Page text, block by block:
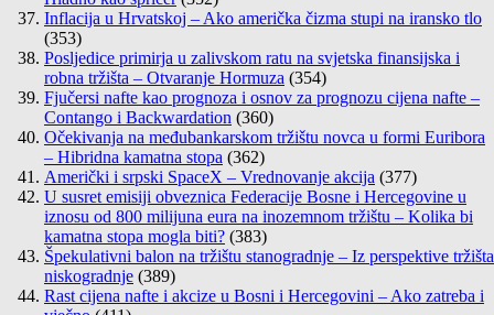
Inflacija u Hrvatskoj – Ako američka čizma stupi na iransko tlo
(353)
Posljedice primirja u zalivskom ratu na svjetska finansijska i
robna tržišta – Otvaranje Hormuza (354)
Fjučersi nafte kao prognoza i osnov za prognozu cijena nafte –
Contango i Backwardation (360)
Očekivanja na međubankarskom tržištu novca u formi Euribora
– Hibridna kamatna stopa (362)
Američki i srpski SpaceX – Vrednovanje akcija (377)
U susret emisiji obveznica Federacije Bosne i Hercegovine u
iznosu od 800 milijuna eura na inozemnom tržištu – Kolika bi
kamatna stopa mogla biti? (383)
Špekulativni balon na tržištu stanogradnje – Iz perspektive tržišta
niskogradnje (389)
Rast cijena nafte i akcize u Bosni i Hercegovini – Ako zatreba i